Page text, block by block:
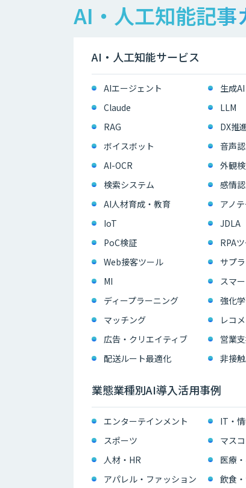
AI・人工知能記事
AI・人工知能サービス
AIエージェント 生成AI
Claude
LLM
RAG
DX推
ボイスボット
音声
AI-OCR
外観
検索システム
感情
AI人材育成・教育
アノ
IoT
JDLA
PoC検証
RPA
Web接客ツール
サプ
MI
スマ
ディープラーニング
強化
マッチング
レコ
広告・クリエイティブ
配送ルート最適化
非接
業態業種別AI導入活用事例
エンターテインメント IT・
スポーツ
マス
人材・HR
医療
アパレル・ファッション
飲食